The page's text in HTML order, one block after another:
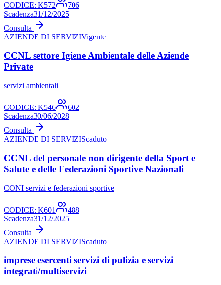
CODICE: K572
706
Scadenza31/12/2025
Consulta
AZIENDE DI SERVIZIVigente
CCNL settore Igiene Ambientale delle Aziende
Private
servizi ambientali
CODICE: K546
602
Scadenza30/06/2028
Consulta
AZIENDE DI SERVIZIScaduto
CCNL del personale non dirigente della Sport e
Salute e delle Federazioni Sportive Nazionali
CONI servizi e federazioni sportive
CODICE: K601
488
Scadenza31/12/2025
Consulta
AZIENDE DI SERVIZIScaduto
imprese esercenti servizi di pulizia e servizi
integrati/multiservizi